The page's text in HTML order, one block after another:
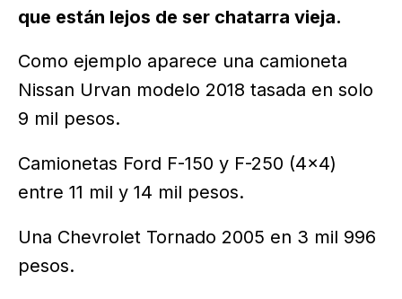
que están lejos de ser chatarra vieja.
Como ejemplo aparece una camioneta
Nissan Urvan modelo 2018 tasada en solo
9 mil pesos.
Camionetas Ford F-150 y F-250 (4x4)
entre 11 mil y 14 mil pesos.
Una Chevrolet Tornado 2005 en 3 mil 996
pesos.